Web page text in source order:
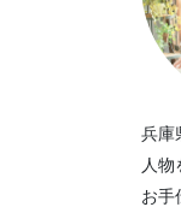
兵庫
人
お手